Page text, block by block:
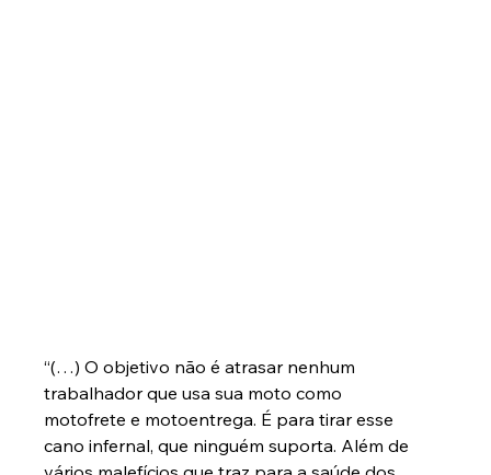
“(…) O objetivo não é atrasar nenhum
trabalhador que usa sua moto como
motofrete e motoentrega. É para tirar esse
cano infernal, que ninguém suporta. Além de